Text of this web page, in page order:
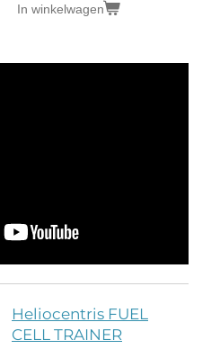
In winkelwagen
Heliocentris FUEL
CELL TRAINER